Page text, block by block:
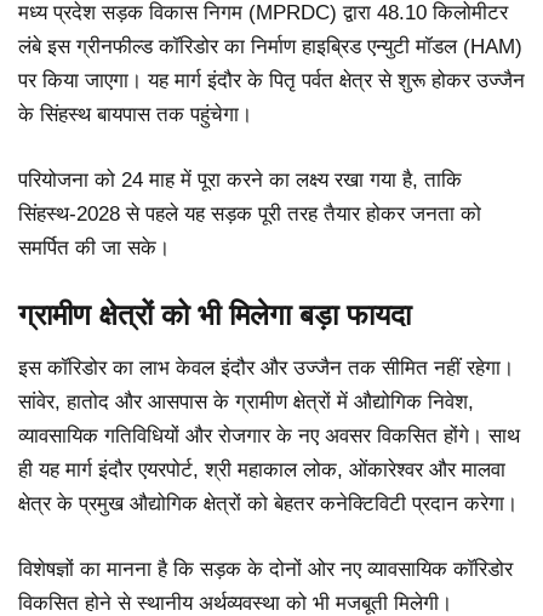
मध्य प्रदेश सड़क विकास निगम (MPRDC) द्वारा 48.10 किलोमीटर
लंबे इस ग्रीनफील्ड कॉरिडोर का निर्माण हाइब्रिड एन्युटी मॉडल (HAM)
पर किया जाएगा। यह मार्ग इंदौर के पितृ पर्वत क्षेत्र से शुरू होकर उज्जैन
के सिंहस्थ बायपास तक पहुंचेगा।
परियोजना को 24 माह में पूरा करने का लक्ष्य रखा गया है, ताकि
सिंहस्थ-2028 से पहले यह सड़क पूरी तरह तैयार होकर जनता को
समर्पित की जा सके।
ग्रामीण क्षेत्रों को भी मिलेगा बड़ा फायदा
इस कॉरिडोर का लाभ केवल इंदौर और उज्जैन तक सीमित नहीं रहेगा।
सांवेर, हातोद और आसपास के ग्रामीण क्षेत्रों में औद्योगिक निवेश,
व्यावसायिक गतिविधियों और रोजगार के नए अवसर विकसित होंगे। साथ
ही यह मार्ग इंदौर एयरपोर्ट, श्री महाकाल लोक, ओंकारेश्वर और मालवा
क्षेत्र के प्रमुख औद्योगिक क्षेत्रों को बेहतर कनेक्टिविटी प्रदान करेगा।
विशेषज्ञों का मानना है कि सड़क के दोनों ओर नए व्यावसायिक कॉरिडोर
विकसित होने से स्थानीय अर्थव्यवस्था को भी मजबूती मिलेगी।